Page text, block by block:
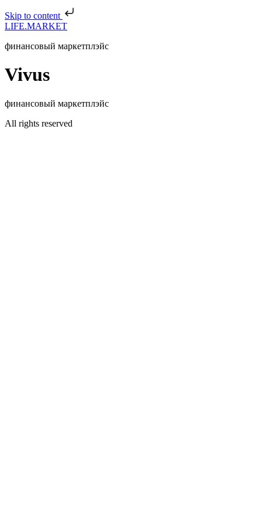
Skip to content
LIFE.MARKET
финансовый маркетплэйс
Vivus
финансовый маркетплэйс
All rights reserved